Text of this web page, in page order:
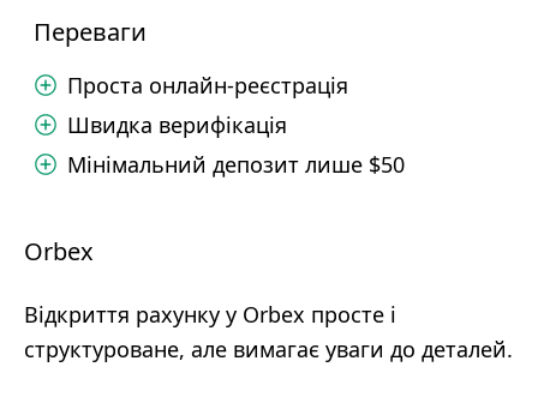
Переваги
Проста онлайн-реєстрація
Швидка верифікація
Мінімальний депозит лише $50
Orbex
Відкриття рахунку у Orbex просте і
структуроване, але вимагає уваги до деталей.